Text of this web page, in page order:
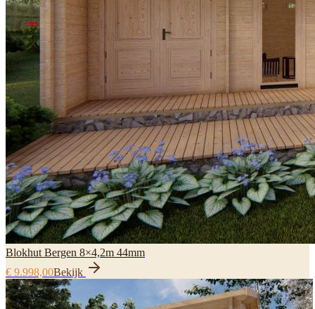
Blokhut Bergen 8×4,2m 44mm
€ 9.998,00Bekijk